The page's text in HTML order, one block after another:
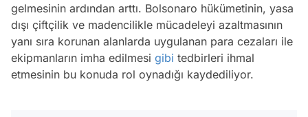
gelmesinin ardından arttı. Bolsonaro hükümetinin, yasa
dışı çiftçilik ve madencilikle mücadeleyi azaltmasının
yanı sıra korunan alanlarda uygulanan para cezaları ile
ekipmanların imha edilmesi gibi tedbirleri ihmal
etmesinin bu konuda rol oynadığı kaydediliyor.